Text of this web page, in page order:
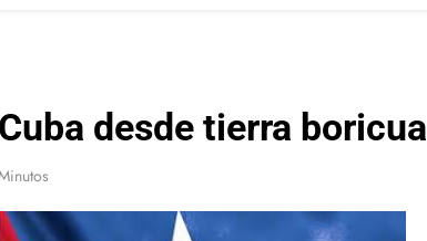
desde tierra boricua